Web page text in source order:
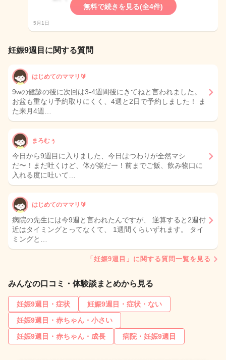
無料で続きを見る(全4件)
5月1日
妊娠9週目に関する質問
はじめてのママリ🔰
9wの健診の後に次回は3-4週間後にきてねと言われました。
お盆も重なり予約取りにくく、4週と2日で予約しました！ ま
た来月4週…
まろむぅ
今日から9週目に入りました、今日はつわりが全然マシ
だ〜！まだ吐くけど、体が楽だー！前までご飯、飲み物口に
入れる度に吐いて…
はじめてのママリ🔰
病院の先生には今9週と言われたんですが、 逆算すると2週付
近はタイミングとってなくて、 1週間くらいずれます。 タイ
ミングと…
「妊娠9週目」に関する質問一覧を見る
みんなの口コミ・体験談まとめから見る
妊娠9週目・症状
妊娠9週目・症状・ない
妊娠9週目・赤ちゃん・小さい
妊娠9週目・赤ちゃん・成長
病院・妊娠9週目